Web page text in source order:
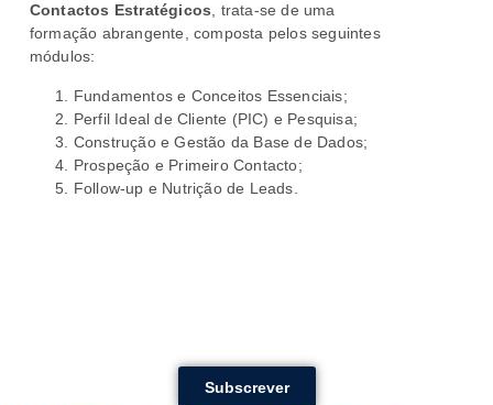
Contactos Estratégicos, trata-se de uma
formação abrangente, composta pelos seguintes
módulos:
Fundamentos e Conceitos Essenciais;
Perfil Ideal de Cliente (PIC) e Pesquisa;
Construção e Gestão da Base de Dados;
Prospeção e Primeiro Contacto;
Follow-up e Nutrição de Leads.
Subscrever